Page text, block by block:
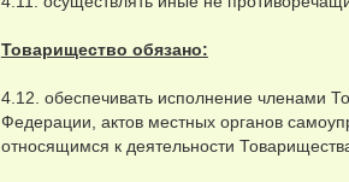
Товарищество обязано:
4.12. обеспечивать исполнение членами
Федерации, актов местных органов
относящимся к деятельности